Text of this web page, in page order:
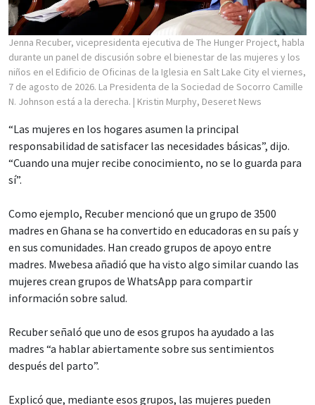
Jenna Recuber, vicepresidenta ejecutiva de The Hunger Project, habla
durante un panel de discusión sobre el bienestar de las mujeres y los
niños en el Edificio de Oficinas de la Iglesia en Salt Lake City el viernes,
7 de agosto de 2026. La Presidenta de la Sociedad de Socorro Camille
N. Johnson está a la derecha. | Kristin Murphy, Deseret News
“Las mujeres en los hogares asumen la principal
responsabilidad de satisfacer las necesidades básicas”, dijo.
“Cuando una mujer recibe conocimiento, no se lo guarda para
sí”.
Como ejemplo, Recuber mencionó que un grupo de 3500
madres en Ghana se ha convertido en educadoras en su país y
en sus comunidades. Han creado grupos de apoyo entre
madres. Mwebesa añadió que ha visto algo similar cuando las
mujeres crean grupos de WhatsApp para compartir
información sobre salud.
Recuber señaló que uno de esos grupos ha ayudado a las
madres “a hablar abiertamente sobre sus sentimientos
después del parto”.
Explicó que, mediante esos grupos, las mujeres pueden